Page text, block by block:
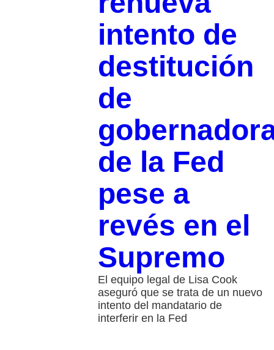
intento de
destitución
de
de la Fed
pese a
revés en el
Supremo
El equipo legal de Lisa Cook
aseguró que se trata de un nuevo
intento del mandatario de
interferir en la Fed